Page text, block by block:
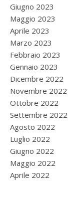
Giugno 2023
Maggio 2023
Aprile 2023
Marzo 2023
Febbraio 2023
Gennaio 2023
Dicembre 2022
Novembre 2022
Ottobre 2022
Settembre 2022
Agosto 2022
Luglio 2022
Giugno 2022
Maggio 2022
Aprile 2022